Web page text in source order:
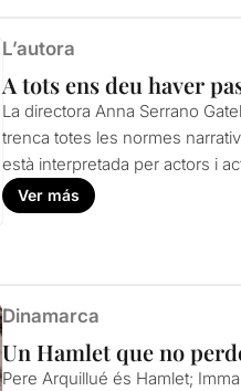
L’autora
A tots ens deu haver
La directora Anna Serrano
trenca totes les normes
està interpretada per actors i
Ver más
Dinamarca
Un Hamlet que no
Pere Arquillué és Hamlet;